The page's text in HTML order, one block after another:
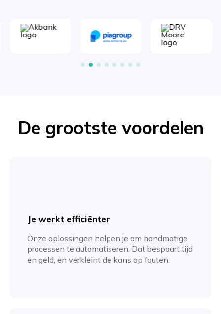
De grootste voordelen
Je werkt efficiënter
Onze oplossingen helpen je om handmatige
processen te automatiseren. Dat bespaart tijd
en geld, en verkleint de kans op fouten.